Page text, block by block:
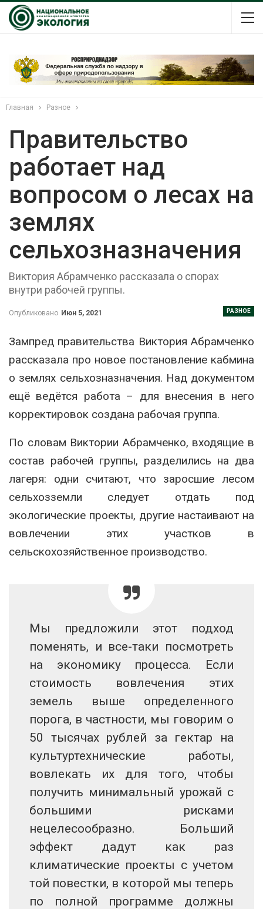
Главная Разное
Правительство
работает над
вопросом о лесах на
землях
сельхозназначения
Виктория Абрамченко рассказала о спорах
внутри рабочей группы.
РАЗНОЕ
Опубликовано Июн 5, 2021
Зампред правительства Виктория Абрамченко
рассказала про новое постановление кабмина
о землях сельхозназначения. Над документом
ещё ведётся работа – для внесения в него
корректировок создана рабочая группа.
По словам Виктории Абрамченко, входящие в
состав рабочей группы, разделились на два
лагеря: одни считают, что заросшие лесом
сельхозземли следует отдать под
экологические проекты, другие настаивают на
вовлечении этих участков в
сельскохозяйственное производство.
Мы предложили этот подход
поменять, и все-таки посмотреть
на экономику процесса. Если
стоимость вовлечения этих
земель выше определенного
порога, в частности, мы говорим о
50 тысячах рублей за гектар на
культуртехнические работы,
вовлекать их для того, чтобы
получить минимальный урожай с
большими рисками
нецелесообразно. Больший
эффект дадут как раз
климатические проекты с учетом
той повестки, в которой мы теперь
по полной программе должны